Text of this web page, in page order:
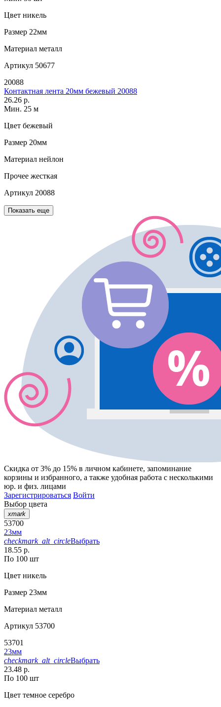
Цвет никель
Размер 22мм
Материал металл
Артикул 50677
20088
Контактная лента 20мм бежевый 20088
26.26 р.
Мин. 25 м
Цвет бежевый
Размер 20мм
Материал нейлон
Прочее жесткая
Артикул 20088
Показать еще
Скидка от 3% до 15% в личном кабинете, запоминание
корзины и избранного, а также удобная работа с несколькими
юр. и физ. лицами
Зарегистрироваться Войти
Выбор цвета
xmark
53700
23мм
checkmark_alt_circleВыбрать
18.55 р.
По 100 шт
Цвет никель
Размер 23мм
Материал металл
Артикул 53700
53701
23мм
checkmark_alt_circleВыбрать
23.48 р.
По 100 шт
Цвет темное серебро